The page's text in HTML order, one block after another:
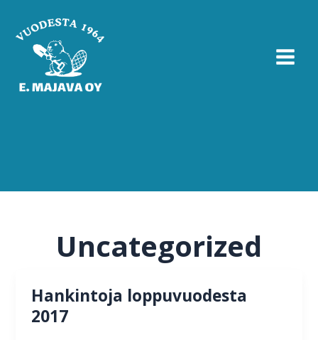
sisältöön
Uncategorized
Hankintoja loppuvuodesta
2017